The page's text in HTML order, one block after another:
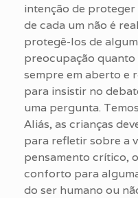
intenção de proteger
de cada um não é
protegê-los de
preocupação quanto
sempre em aberto e
para insistir no
uma pergunta.
Aliás, as crianças
para refletir sobre a
pensamento crítico,
conforto para
do ser humano ou